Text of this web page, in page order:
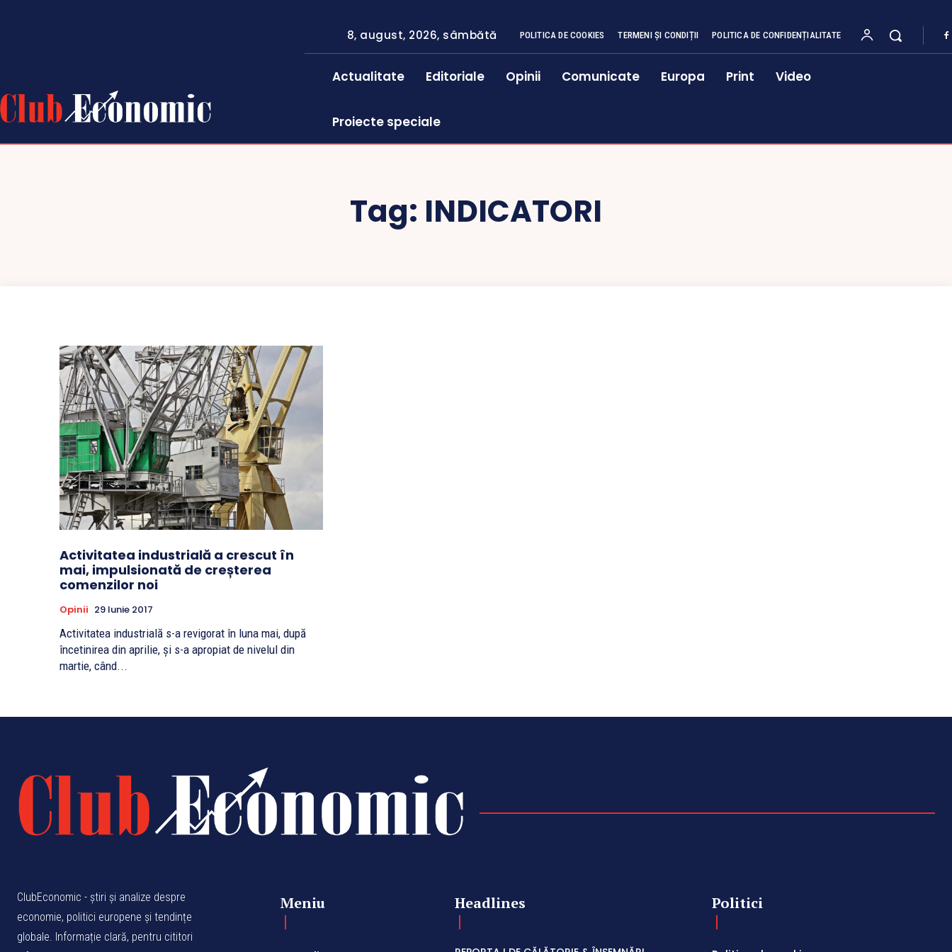
8, august, 2026, sâmbătă POLITICA DE COOKIES TERMENI ȘI CONDIȚII POLITICA DE CONFIDENȚIALITATE
Actualitate Editoriale Opinii Comunicate Europa Print Video
Proiecte speciale
Tag: INDICATORI
Activitatea industrială a crescut în
mai, impulsionată de creșterea
comenzilor noi
Opinii 29 Iunie 2017
Activitatea industrială s-a revigorat în luna mai, după
încetinirea din aprilie, și s-a apropiat de nivelul din
martie, când...
ClubEconomic - știri și analize despre
economie, politici europene și tendințe
globale. Informație clară, pentru cititori
Meniu Headlines Politici